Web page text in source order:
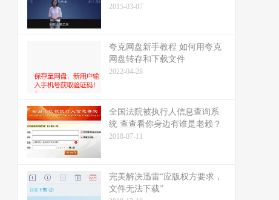
2015-03-07
夸克网盘新手教程 如何用夸克
网盘转存和下载文件
2022-04-28
全国法院被执行人信息查询系
统 查查看你身边有谁是老赖？
2018-07-11
完美解决迅雷“应版权方要求，
文件无法下载”